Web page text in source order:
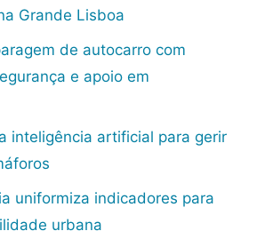
Grande Lisboa
de autocarro com
e apoio em
inteligência artificial para gerir
uniformiza indicadores para
urbana